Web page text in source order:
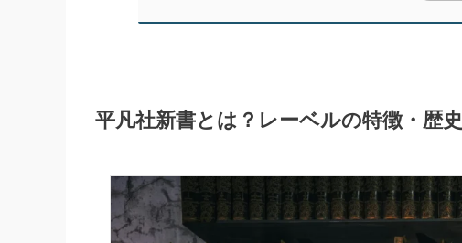
平凡社新書とは？レーベルの特徴・歴史